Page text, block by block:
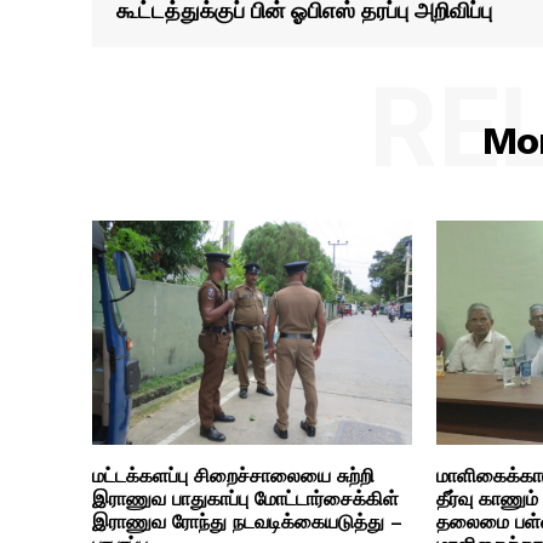
கூட்டத்துக்குப் பின் ஓபிஎஸ் தரப்பு அறிவிப்பு
மட்டக்களப்பு சிறைச்சாலையை சுற்றி
இராணுவ பாதுகாப்பு மோட்டார்சைக்கிள்
இராணுவ ரோந்து நடவடிக்கையடுத்து –
தீர்வு
தலைமை